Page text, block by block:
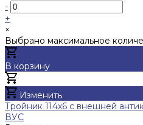
-
+
×
Выбрано максимальное
В корзину
Изменить
Тройник 114х6 с внешней
ВУС